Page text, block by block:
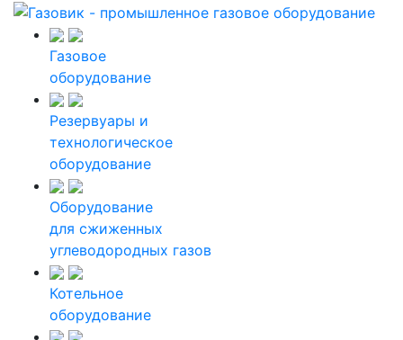
Газовое
оборудование
Резервуары и
технологическое
оборудование
Оборудование
для сжиженных
углеводородных газов
Котельное
оборудование